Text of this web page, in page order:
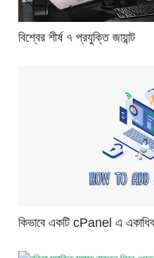
বিশ্বের শীর্ষ ৭ প্রযুক্তি জায়ান্ট
কিভাবে একটি cPanel এ